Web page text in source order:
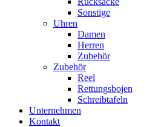
Sonstige
Uhren
Damen
Herren
Zubehör
Zubehör
Reel
Rettungsbojen
Schreibtafeln
Unternehmen
Kontakt